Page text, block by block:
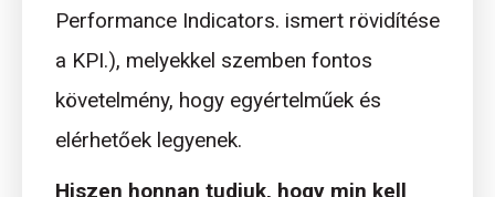
Performance Indicators. ismert rövidítése
a KPI.), melyekkel szemben fontos
követelmény, hogy egyértelműek és
elérhetőek legyenek.
Hiszen honnan tudjuk, hogy min kell